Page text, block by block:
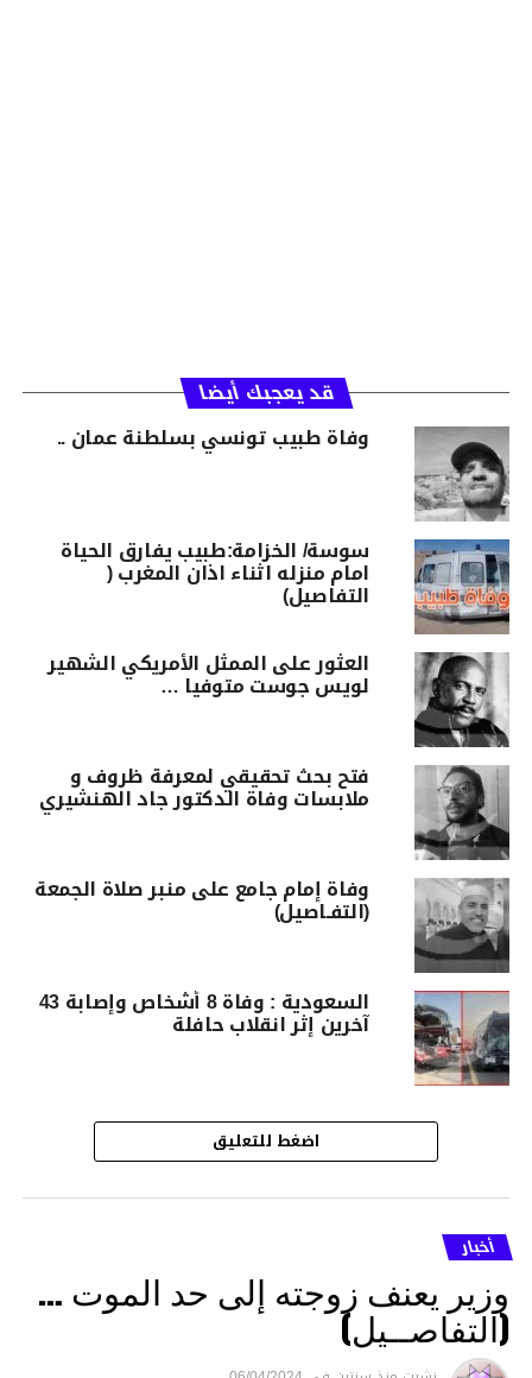
قد يعجبك أيضا
وفاة طبيب تونسي بسلطنة عمان ..
سوسة/ الخزامة:طبيب يفارق الحياة
امام منزله اثناء اذان المغرب (
التفاصيل)
العثور على الممثل الأمريكي الشهير
لويس جوست متوفيا …
فتح بحث تحقيقي لمعرفة ظروف و
ملابسات وفاة الدكتور جاد الهنشيري
وفاة إمام جامع على منبر صلاة الجمعة
(التفـاصيل)
السعودية : وفاة 8 أشخاص وإصابة 43
آخرين إثر انقلاب حافلة
اضغط للتعليق
أخبار
وزير يعنف زوجته إلى حد الموت …
(التفاصــيل)